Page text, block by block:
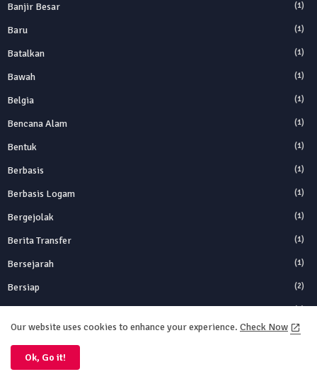
Banjir Besar (1)
Baru (1)
Batalkan (1)
Bawah (1)
Belgia (1)
Bencana Alam (1)
Bentuk (1)
Berbasis (1)
Berbasis Logam (1)
Bergejolak (1)
Berita Transfer (1)
Bersejarah (1)
Bersiap (2)
Bikin (1)
Bitcoin
Our website uses cookies to enhance your experience. Check Now
Ok, Go it!